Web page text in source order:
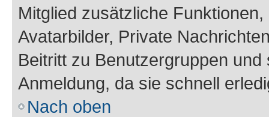
Mitglied zusätzliche
Avatarbilder, Private
Beitritt zu Benutzergruppen
Anmeldung, da sie schnell
Nach oben